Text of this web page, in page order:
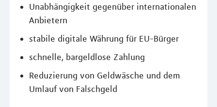
Unabhängigkeit gegenüber internationalen
Anbietern
stabile digitale Währung für EU-Bürger
schnelle, bargeldlose Zahlung
Reduzierung von Geldwäsche und dem
Umlauf von Falschgeld